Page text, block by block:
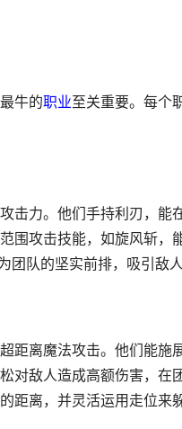
牛的职业至关重要。每个
击力。他们手持利刃，
围攻击技能，如旋风斩，
队的坚实前排，吸引敌
距离魔法攻击。他们能
对敌人造成高额伤害，在
距离，并灵活运用走位来